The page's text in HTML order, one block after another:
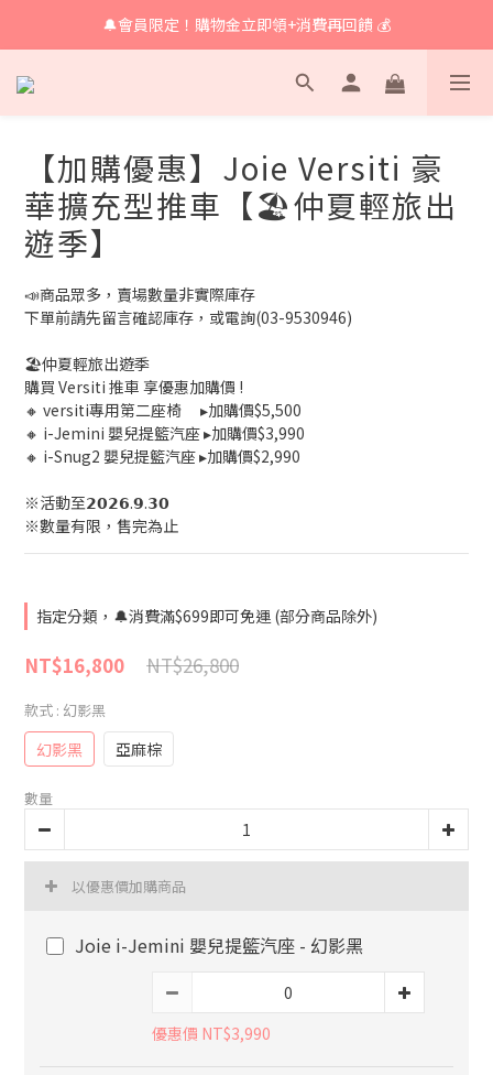
🔔 育兒好物滿額享免運🔔
🔔會員限定！購物金立即領+消費再回饋 💰
🔔 育兒好物滿額享免運🔔
【加購優惠】Joie Versiti 豪
華擴充型推車【🏖仲夏輕旅出
遊季】
📣商品眾多，賣場數量非實際庫存
下單前請先留言確認庫存，或電詢(03-9530946)
🏖仲夏輕旅出遊季
購買 Versiti 推車 享優惠加購價 !
🔸 versiti專用第二座椅　 ▸加購價$5,500
🔸 i-Jemini 嬰兒提籃汽座 ▸加購價$3,990
🔸 i-Snug2 嬰兒提籃汽座 ▸加購價$2,990
※活動至𝟮𝟬𝟮𝟲.𝟵.𝟯𝟬
※數量有限，售完為止
指定分類，🔔消費滿$699即可免運 (部分商品除外)
NT$26,800
NT$16,800
款式 : 幻影黑
幻影黑 亞麻棕
數量
以優惠價加購商品
Joie i-Jemini 嬰兒提籃汽座 - 幻影黑
優惠價 NT$3,990